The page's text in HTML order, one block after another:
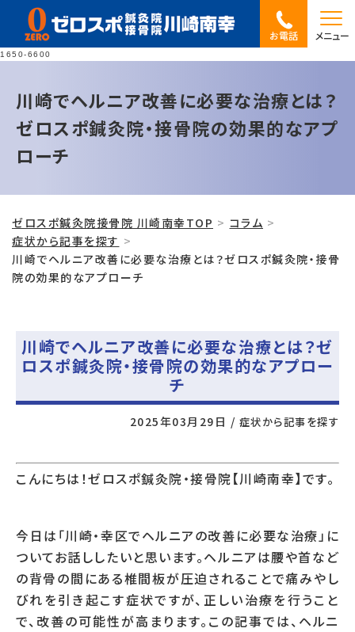
1650-6600
お電話 メニュー
川崎でヘルニア改善に必要な治療とは？
ゼロスポ鍼灸院・接骨院の効果的なアプ
ローチ
ゼロスポ鍼灸院接骨院 川崎南幸TOP
コラム
症状から記事を探す
川崎でヘルニア改善に必要な治療とは？ゼロスポ鍼灸院・接骨
院の効果的なアプローチ
川崎でヘルニア改善に必要な治療とは？ゼ
ロスポ鍼灸院・接骨院の効果的なアプロー
チ
2025年03月29日 / 症状から記事を探す
こんにちは！ゼロスポ鍼灸院・接骨院【川崎南幸】です。
今日は「川崎・幸区でヘルニアの改善に必要な治療」に
ついてお話ししたいと思います。ヘルニアは腰や首など
の背骨の間にある椎間板が圧迫されることで痛みやし
びれを引き起こす症状ですが、正しい治療を行うこと
で、改善の可能性が高まります。この記事では、ヘルニ